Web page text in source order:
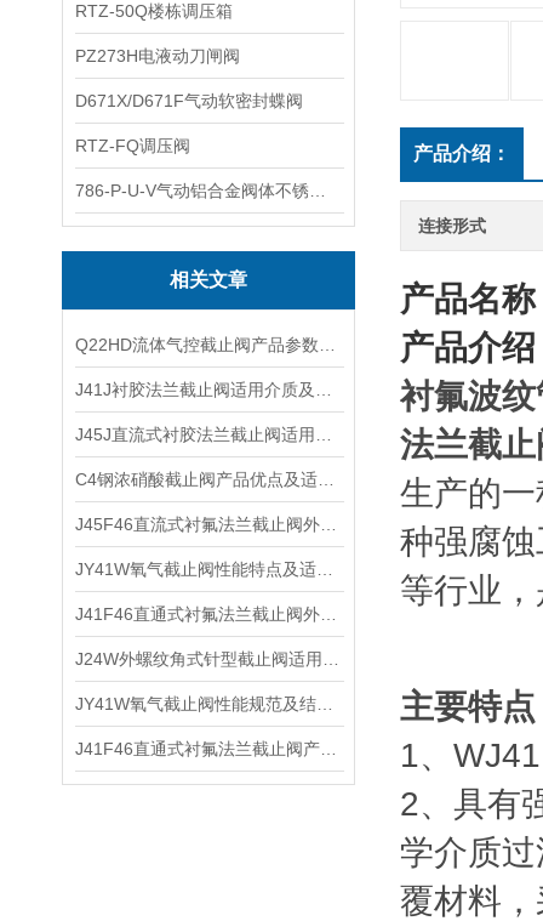
RTZ-50Q楼栋调压箱
PZ273H电液动刀闸阀
D671X/D671F气动软密封蝶阀
RTZ-FQ调压阀
相关文章
产品介绍：
连接形式
产品名
产品介
衬氟波
法兰截止
生产的
种强腐
等行业
主要特点
1、
2、具有
学介质
覆材料